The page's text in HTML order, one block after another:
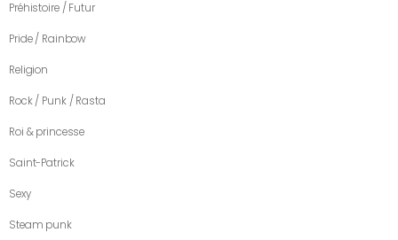
Préhistoire / Futur
Pride / Rainbow
Religion
Rock / Punk / Rasta
Roi & princesse
Saint-Patrick
Sexy
Steam punk